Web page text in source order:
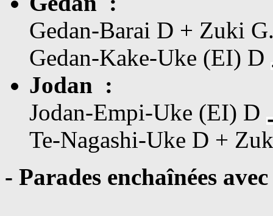
Gedan-Barai D + Zuki
Gedan-Kake-Uke (EI) D
Jodan :
Jodan-Empi-Uke (EI) D
Te-Nagashi-Uke D +
- Parades enchaînées